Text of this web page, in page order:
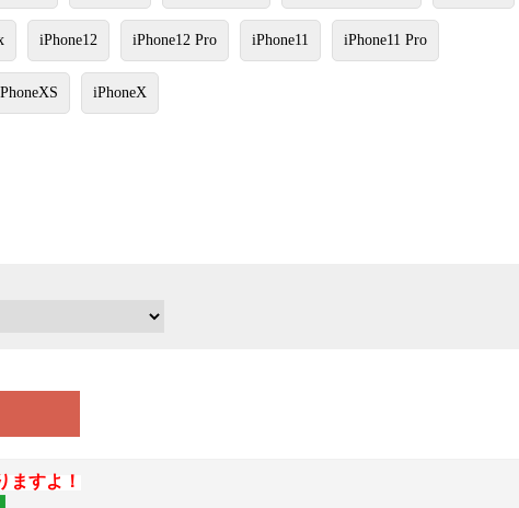
iPhone12 iPhone12 Pro iPhone11 iPhone11 Pro
iPhoneX
ますよ！